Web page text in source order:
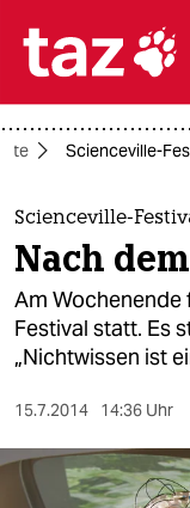

themen
politik
öko
sport
Scienceville-
Scienceville-
Nach
Am
Festival statt. Es
„Nichtwissen ist
15.7.2014 14:36 Uhr